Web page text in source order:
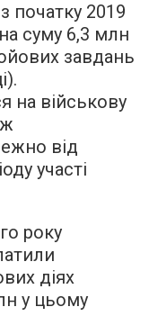
початку 2019
суму 6,3 млн
завдань
на військову
від
участі
року
діях
у цьому